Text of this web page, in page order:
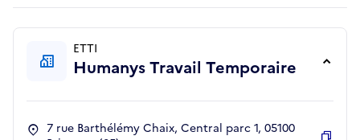
ETTI
Humanys Travail Temporaire
7 rue Barthélémy Chaix, Central parc 1, 05100